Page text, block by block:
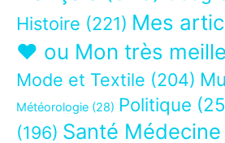
Histoire (221) Mes
❤ ou Mon très
Mode et Textile (204)
Météorologie (28) Politique
(196) Santé Médecine